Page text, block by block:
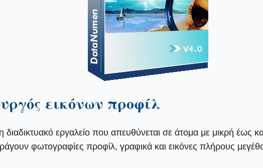
εικόνων προφίλ
διαδικτυακό εργαλείο που απευθύνεται σε άτομα με μικρή έως
φωτογραφίες προφίλ, γραφικά και εικόνες πλήρους